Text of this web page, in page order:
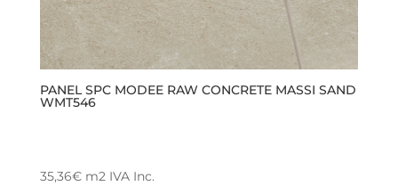
producto
PANEL SPC MODEE RAW CONCRETE MASSI SAND
WMT546
35,36€m2 IVA Inc.